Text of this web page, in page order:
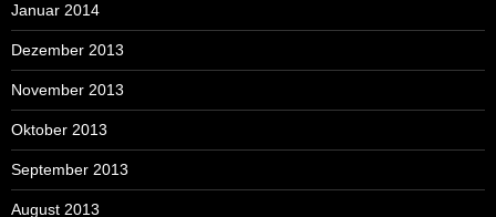
Januar 2014
Dezember 2013
November 2013
Oktober 2013
September 2013
August 2013